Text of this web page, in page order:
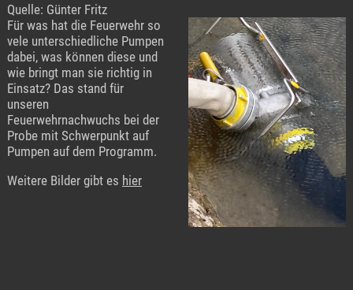
Quelle: Günter Fritz
Für was hat die Feuerwehr so
vele unterschiedliche Pumpen
dabei, was können diese und
wie bringt man sie richtig in
Einsatz? Das stand für
unseren
Feuerwehrnachwuchs bei der
Probe mit Schwerpunkt auf
Pumpen auf dem Programm.
Weitere Bilder gibt es hier